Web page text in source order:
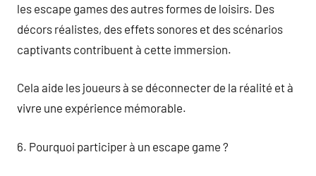
les escape games des autres formes de loisirs. Des
décors réalistes, des effets sonores et des scénarios
captivants contribuent à cette immersion.
Cela aide les joueurs à se déconnecter de la réalité et à
vivre une expérience mémorable.
6. Pourquoi participer à un escape game ?